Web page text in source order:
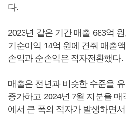
다.
2023년 같은 기간 매출 683억
기순이익 14억 원에 견줘 매출
손익과 순손익은 적자전환했다.
매출은 전년과 비슷한 수준을
증가하고 2024년 7월 지분을 매
에서 큰 폭의 적자가 발생하면